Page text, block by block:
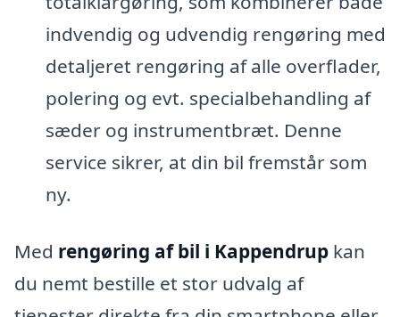
indvendig og udvendig rengøring med
detaljeret rengøring af alle overflader,
polering og evt. specialbehandling af
sæder og instrumentbræt. Denne
service sikrer, at din bil fremstår som
ny.
Med rengøring af bil i Kappendrup kan
du nemt bestille et stor udvalg af